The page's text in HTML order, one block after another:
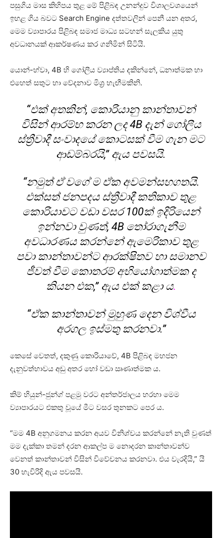
පසුගිය මාස කිහිපය තුළ මේ පිළිබඳ උනන්දුව විශාලවශයෙන්
ඉහළ ගිය බවට Search Engine දත්තවලින් පෙනී යන අතර,
මෙම ව්‍යාපාරය පිළිබඳ සමාජ මාධ්‍ය සටහන් සැලකිය යුතු
අවධානයක් ආකර්ෂණය කර ගනිමින් සිටියි.
යොන්-හ්වා, 4B හි ගෝලීය ව්‍යාප්තිය දකින්නේ, ධනාත්මක හා
එහෙත් සතුට හා වේදනාව මිශ්‍ර හැඟීමකිනි.
“එක් අතකින්, කොරියානු කාන්තාවන්
විසින් ආරම්භ කරන ලද 4B දැන් ගෝලීය
ස්ත්‍රීවාදී සංවාදයේ කොටසක් වීම ගැන මට
ආඩම්බරයි,” ඇය පවසයි.
“නමුත් ඒ වගේ ම ඒක අවමන්සහගතයි.
එක්සත් ජනපදය ස්ත්‍රීවාදී කතිකාව තුළ
කොරියාවට වඩා වසර 100ක් ඉදිරියෙන්
ඉන්නවා වුණත්, 4B තෝරාගැනීම
අවධාරණය කරන්නේ ඇමෙරිකාව තුළ
පවා කාන්තාවන්ට ආරක්ෂිතව හා සමානව
ජීවත් වීම කොතරම් අභියෝගාත්මක ද
කියන එක,” ඇය එක් කළා ය.
“ඒක කාන්තාවන් මුහුණ දෙන විශ්වීය
අරගල ඉස්මතු කරනවා.”
කෙසේ වෙතත්, දකුණු කොරියාවේ, 4B පිළිබඳ මහජන
දැනුවත්භාවය අඩු අතර හෝ වඩා ඍණාත්මක ය.
කිම් හියුන්-ජුන්ග් පළමු වරට අන්තර්ජාලය හරහා මෙම
ව්‍යාපාරයට එකතු වූයේ මීට වසර තුනකට පෙර ය.
“මම 4B අනුගමනය කරන අයව විනිශ්චය කරන්නේ නැති වුණත්
මම දැක්කා තමන් දරන ආකල්ප ම නොදරන කාන්තාවන්ව
වෙනත් කාන්තාවන් විසින් විවේචනය කරනවා. එය වැරදියි,” යි
30 හැවිරිදි ඇය පවසයි.